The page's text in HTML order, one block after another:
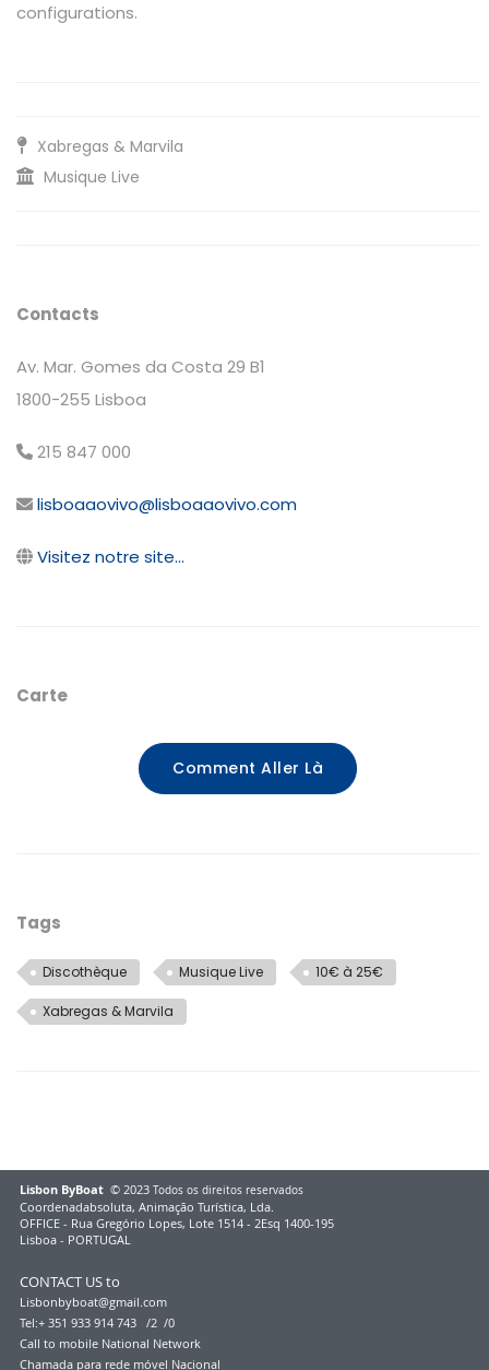
configurations.
Xabregas & Marvila
Musique Live
Contacts
Av. Mar. Gomes da Costa 29 B1
1800-255 Lisboa
215 847 000
lisboaaovivo@lisboaaovivo.com
Visitez notre site...
Carte
Comment Aller Là
Tags
Discothèque Musique Live 10€ à 25€
Xabregas & Marvila
Lisbon ByBoat © 2023 Todos os direitos reservados
Coordenadabsoluta, Animação Turística, Lda.
OFFICE - Rua Gregório Lopes, Lote 1514 - 2Esq 1400-195
Lisboa - PORTUGAL
CONTACT US to
Lisbonbyboat@gmail.com
Tel:+ 351 933 914 743 /2 /0
Call to mobile National Network
Chamada para rede móvel Nacional